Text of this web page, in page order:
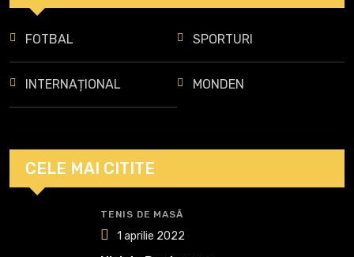
FOTBAL SPORTURI
INTERNAȚIONAL MONDEN
CELE MAI CITITE
TENIS DE MASĂ
1 aprilie 2022